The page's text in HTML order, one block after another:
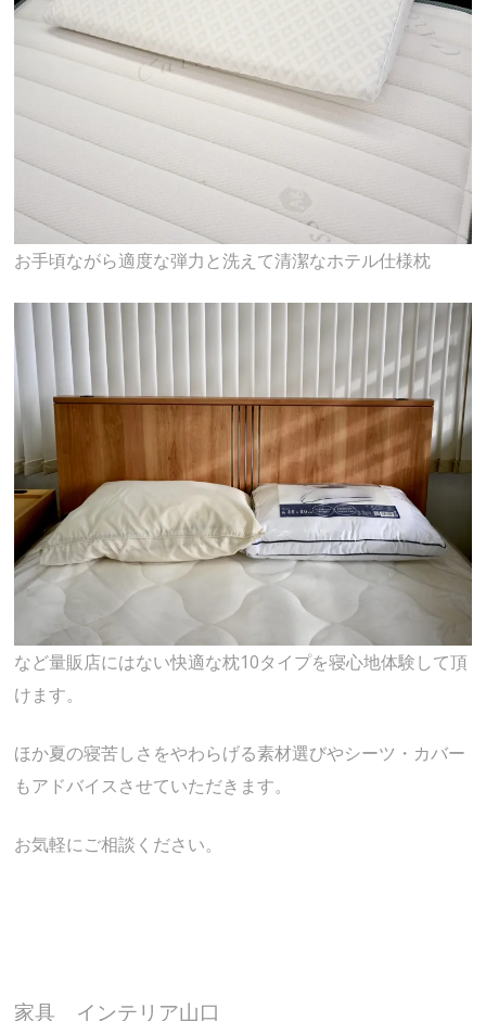
お手頃ながら適度な弾力と洗えて清潔なホテル仕様枕
など量販店にはない快適な枕10タイプを寝心地体験して頂
けます。
ほか夏の寝苦しさをやわらげる素材選びやシーツ・カバー
もアドバイスさせていただきます。
お気軽にご相談ください。
家具 インテリア山口